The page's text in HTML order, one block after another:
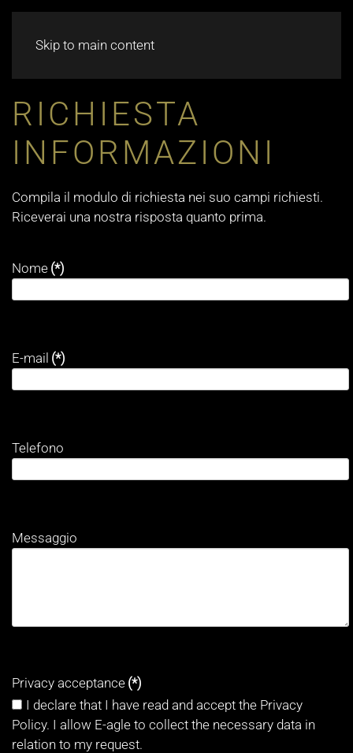
Skip to main content
RICHIESTA
INFORMAZIONI
Compila il modulo di richiesta nei suo campi richiesti.
Riceverai una nostra risposta quanto prima.
Nome (*)
E-mail (*)
Telefono
Messaggio
Privacy acceptance (*)
I declare that I have read and accept the Privacy
Policy. I allow E-agle to collect the necessary data in
relation to my request.